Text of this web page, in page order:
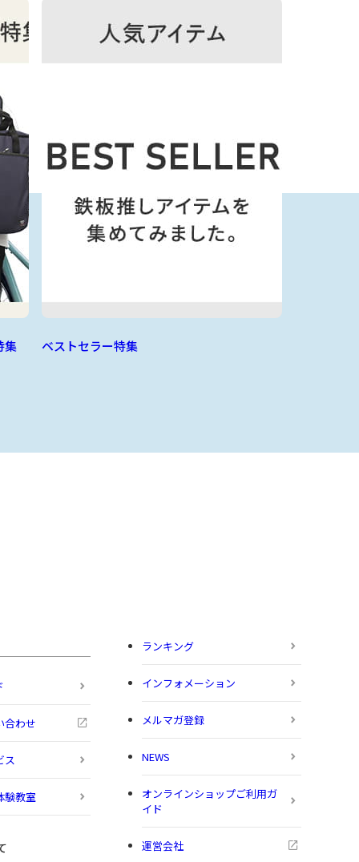
集 ベストセラー特集
合わせ
ス
験教室
ランキング
インフォメーション
メルマガ登録
NEWS
オンラインショップご利用ガ
イド
運営会社